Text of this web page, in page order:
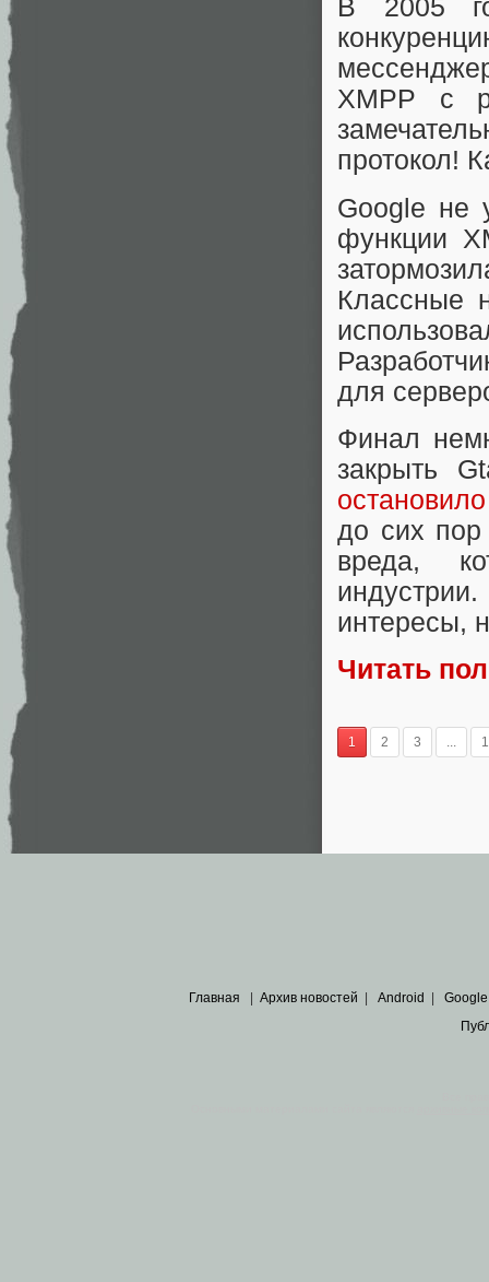
В 2005
XMPP с
протокол!
Google не
функции
Классные
для
Финал
закрыть
до сих пор
вреда,
интересы,
Читать
1 2 3 ...
Главная Архив новостей Android Google